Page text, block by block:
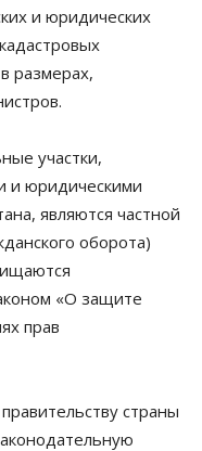
и юридических
размерах,
участки,
и юридическими
являются частной
оборота)
«О защите
прав
страны